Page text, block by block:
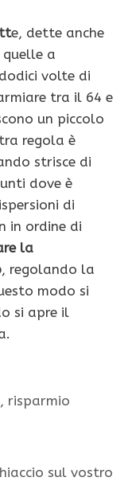
e, dette anche
a
volte di
tra il 64 e
un piccolo
regola è
strisce di
dove è
di
in ordine di
la
, regolando la
modo si
si apre il
, risparmio
sul vostro